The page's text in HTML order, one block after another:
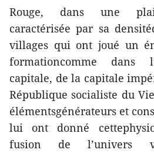
Rouge, dans une
caractérisée par sa
villages qui ont joué un
formationcomme dans
capitale, de la capitale
République socialiste du
élémentsgénérateurs et
lui ont donné
fusion de l’univers